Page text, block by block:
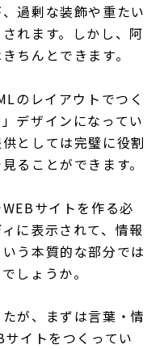
過剰な装飾や重たい
れます。しかし、阿
ちんとできます。
のレイアウトでつく
デザインになってい
としては完璧に役割
ることができます。
サイトを作る必
に表示されて、情報
う本質的な部分では
しょうか。
が、まずは言葉・情
イトをつくってい